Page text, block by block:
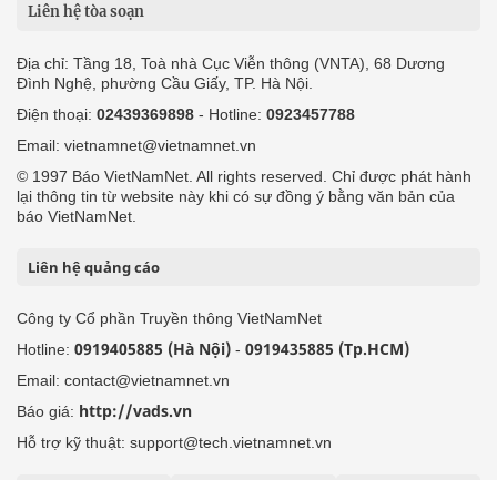
Liên hệ tòa soạn
Địa chỉ: Tầng 18, Toà nhà Cục Viễn thông (VNTA), 68 Dương
Đình Nghệ, phường Cầu Giấy, TP. Hà Nội.
Điện thoại: 02439369898 - Hotline: 0923457788
Email: vietnamnet@vietnamnet.vn
© 1997 Báo VietNamNet. All rights reserved. Chỉ được phát hành
lại thông tin từ website này khi có sự đồng ý bằng văn bản của
báo VietNamNet.
Liên hệ quảng cáo
Công ty Cổ phần Truyền thông VietNamNet
Hotline: 0919405885 (Hà Nội) - 0919435885 (Tp.HCM)
Email: contact@vietnamnet.vn
Báo giá: http://vads.vn
Hỗ trợ kỹ thuật: support@tech.vietnamnet.vn